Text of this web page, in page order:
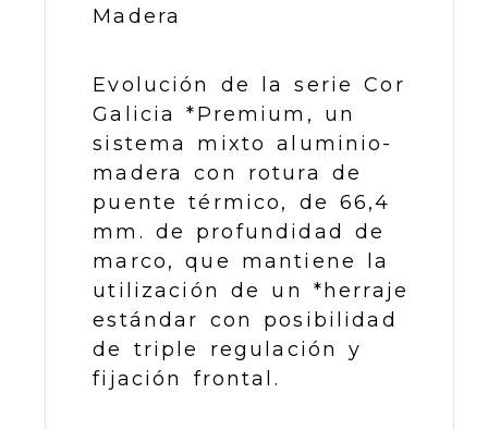
Madera
Evolución de la serie Cor
Galicia *Premium, un
sistema mixto aluminio-
madera con rotura de
puente térmico, de 66,4
mm. de profundidad de
marco, que mantiene la
utilización de un *herraje
estándar con posibilidad
de triple regulación y
fijación frontal.